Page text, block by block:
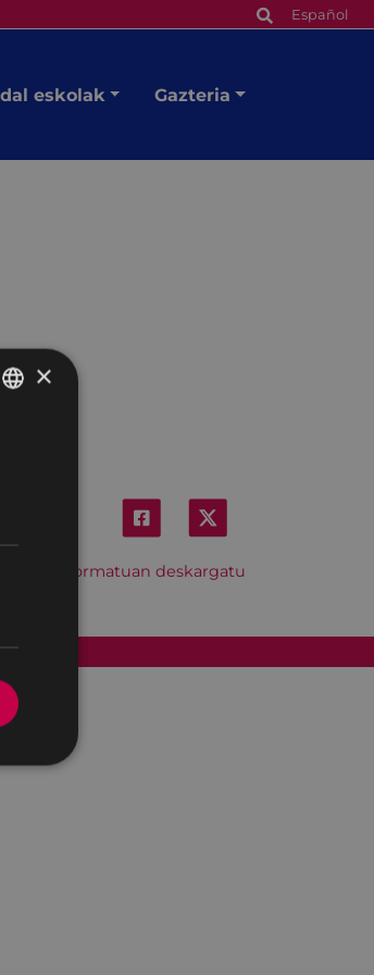
Español
eskolak Gazteria
iCal formatuan deskargatu
×